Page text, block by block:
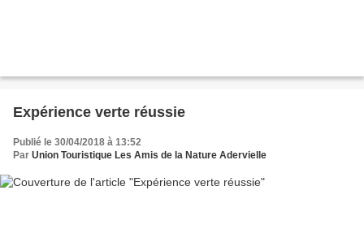
Expérience verte réussie
Publié le 30/04/2018 à 13:52
Par Union Touristique Les Amis de la Nature Adervielle